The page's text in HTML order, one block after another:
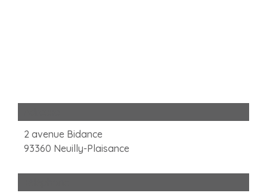
2 avenue Bidance
93360 Neuilly-Plaisance